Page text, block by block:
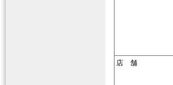
店 舗